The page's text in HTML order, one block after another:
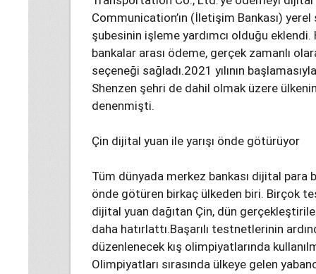
Communication’ın (İletişim Bankası) yerel
şubesinin işleme yardımcı olduğu eklendi.
bankalar arası ödeme, gerçek zamanlı
seçeneği sağladı.2021 yılının
Shenzen şehri de dahil olmak üzere
denenmişti.
Çin dijital yuan ile yarışı önde götürüyor
Tüm dünyada merkez bankası dijital para
önde götüren birkaç ülkeden biri. Birçok
dijital yuan dağıtan Çin, dün
daha hatırlattı.Başarılı testnetlerinin
düzenlenecek kış olimpiyatlarında
Olimpiyatları sırasında ülkeye gelen